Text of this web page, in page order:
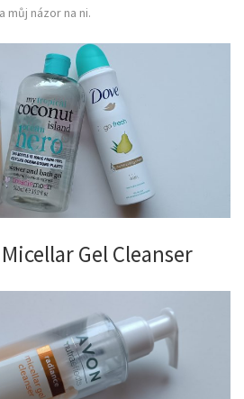
můj názor na ni.
Gel Cleanser